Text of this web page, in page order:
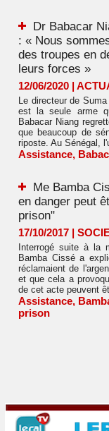
Dr Babacar
: « Nous
des troupes en
leurs forces »
12/06/2020 |
Le directeur de
est la seule arme
Babacar Niang
que beaucoup de
riposte. Au Sénégal,
Assistance,
Me Bamba
en danger peut
prison"
17/10/2017 |
Interrogé suite à la
Bamba Cissé a
réclamaient de
et que cela a
de cet acte peuvent
Assistance,
prison